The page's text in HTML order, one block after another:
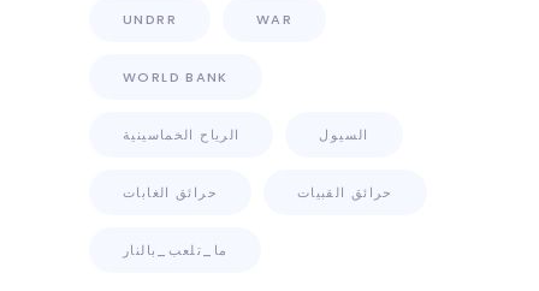
UNDRR WAR
WORLD BANK
الرياح الخماسينية السيول
حرائق الغابات حرائق القبيات
ما_تلعب_بالنار